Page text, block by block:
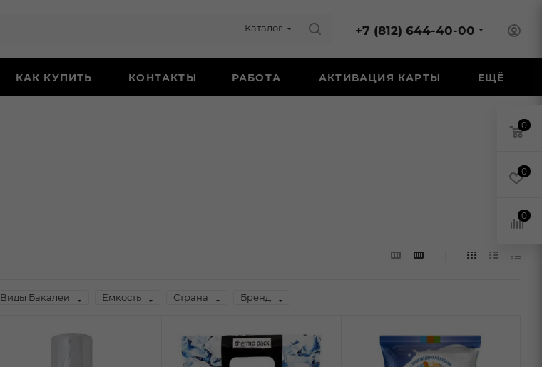
Каталог +7 (812) 644-40-00
КАК КУПИТЬ КОНТАКТЫ РАБОТА АКТИВАЦИЯ КАРТЫ ЕЩЁ
Виды Бакалеи Емкость Страна Бренд
0
0
0